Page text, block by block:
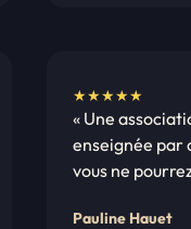
★★★★★
N
o
t
e
:
« Une
enseignée par
vous ne
Pauline Hauet